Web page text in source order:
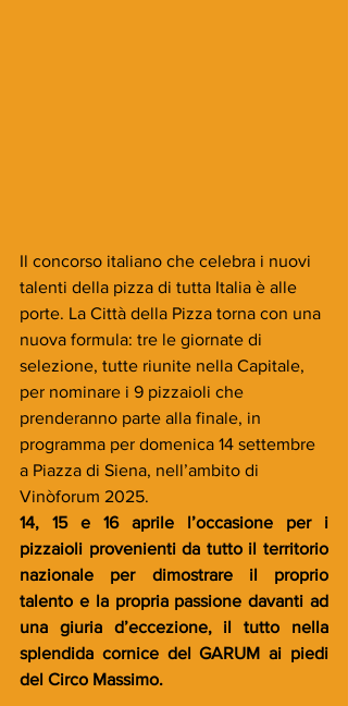
Il concorso italiano che celebra i nuovi
talenti della pizza di tutta Italia è alle
porte. La Città della Pizza torna con una
nuova formula: tre le giornate di
selezione, tutte riunite nella Capitale,
per nominare i 9 pizzaioli che
prenderanno parte alla finale, in
programma per domenica 14 settembre
a Piazza di Siena, nell’ambito di
Vinòforum 2025.
14, 15 e 16 aprile l’occasione per i
pizzaioli provenienti da tutto il territorio
nazionale per dimostrare il proprio
talento e la propria passione davanti ad
una giuria d’eccezione, il tutto nella
splendida cornice del GARUM ai piedi
del Circo Massimo.